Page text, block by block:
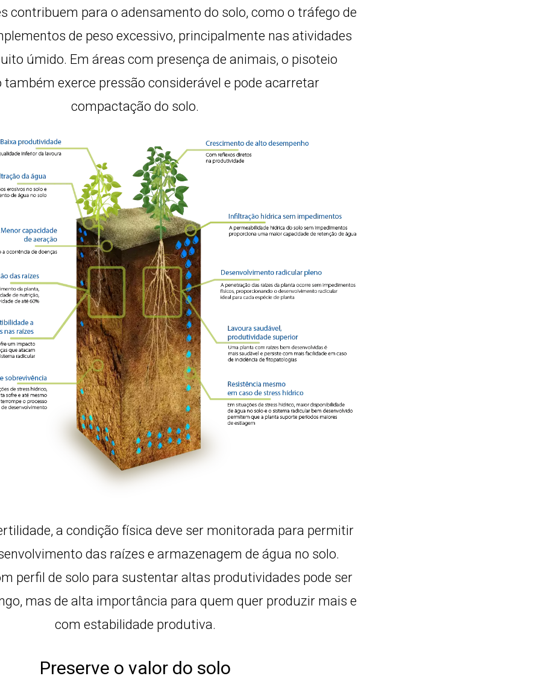
contribuem para o adensamento do solo, como o tráfego de
de peso excessivo, principalmente nas atividades
úmido. Em áreas com presença de animais, o pisoteio
exerce pressão considerável e pode acarretar
compactação do solo.
a condição física deve ser monitorada para permitir
das raízes e armazenagem de água no solo.
perfil de solo para sustentar altas produtividades pode ser
mas de alta importância para quem quer produzir mais e
com estabilidade produtiva.
Preserve o valor do solo